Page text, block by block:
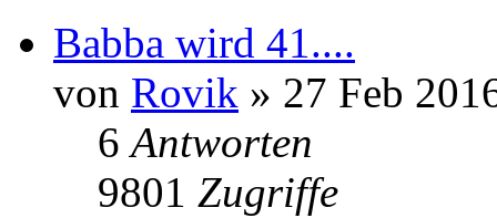
Babba wird 41....
von Rovik » 27 Feb
6Antworten
9801 Zugriffe